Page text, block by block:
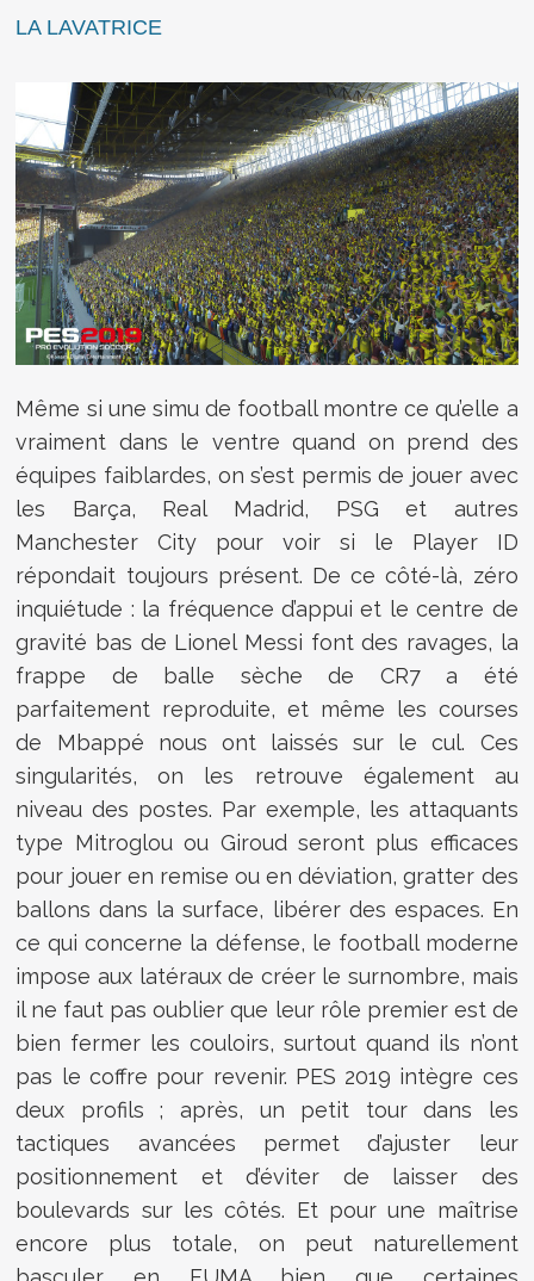
LA LAVATRICE
Même si une simu de football montre ce qu’elle a
vraiment dans le ventre quand on prend des
équipes faiblardes, on s’est permis de jouer avec
les Barça, Real Madrid, PSG et autres
Manchester City pour voir si le Player ID
répondait toujours présent. De ce côté-là, zéro
inquiétude : la fréquence d’appui et le centre de
gravité bas de Lionel Messi font des ravages, la
frappe de balle sèche de CR7 a été
parfaitement reproduite, et même les courses
de Mbappé nous ont laissés sur le cul. Ces
singularités, on les retrouve également au
niveau des postes. Par exemple, les attaquants
type Mitroglou ou Giroud seront plus efficaces
pour jouer en remise ou en déviation, gratter des
ballons dans la surface, libérer des espaces. En
ce qui concerne la défense, le football moderne
impose aux latéraux de créer le surnombre, mais
il ne faut pas oublier que leur rôle premier est de
bien fermer les couloirs, surtout quand ils n’ont
pas le coffre pour revenir. PES 2019 intègre ces
deux profils ; après, un petit tour dans les
tactiques avancées permet d’ajuster leur
positionnement et d’éviter de laisser des
boulevards sur les côtés. Et pour une maîtrise
encore plus totale, on peut naturellement